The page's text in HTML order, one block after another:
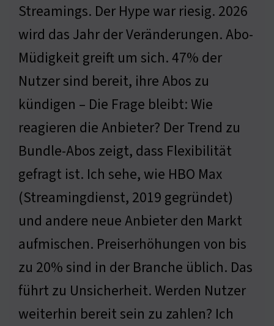
Streamings. Der Hype war riesig. 2026
wird das Jahr der Veränderungen. Abo-
Müdigkeit greift um sich. 47% der
Nutzer sind bereit, ihre Abos zu
kündigen – Die Frage bleibt: Wie
reagieren die Anbieter? Der Trend zu
Bundle-Abos zeigt, dass Flexibilität
gefragt ist. Ich sehe, wie HBO Max
(Streamingdienst, 2019 gegründet)
und andere neue Anbieter den Markt
aufmischen. Preiserhöhungen von bis
zu 20% sind in der Branche üblich. Das
führt zu Unsicherheit. Werden Nutzer
weiterhin bereit sein zu zahlen? Ich